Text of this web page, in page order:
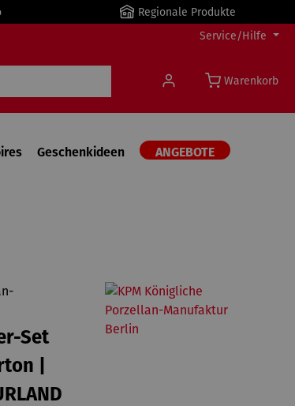
Regionale Produkte
Service/Hilfe
Warenkorb
Geschenkideen ANGEBOTE
Set
|